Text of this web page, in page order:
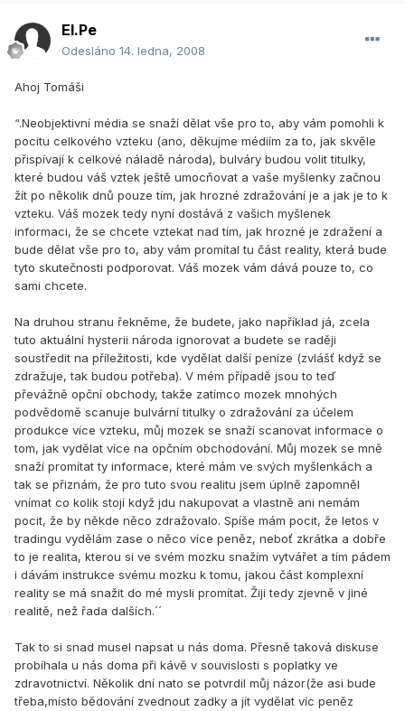
El.Pe
Odesláno 14. ledna, 2008
Ahoj Tomáši
“.Neobjektivní média se snaží dělat vše pro to, aby vám pomohli k
pocitu celkového vzteku (ano, děkujme médiím za to, jak skvěle
přispívají k celkové náladě národa), bulváry budou volit titulky,
které budou váš vztek ještě umocňovat a vaše myšlenky začnou
žít po několik dnů pouze tím, jak hrozné zdražování je a jak je to k
vzteku. Váš mozek tedy nyní dostává z vašich myšlenek
informaci, že se chcete vztekat nad tím, jak hrozné je zdražení a
bude dělat vše pro to, aby vám promítal tu část reality, která bude
tyto skutečnosti podporovat. Váš mozek vám dává pouze to, co
sami chcete.
Na druhou stranu řekněme, že budete, jako například já, zcela
tuto aktuální hysterii národa ignorovat a budete se raději
soustředit na příležitosti, kde vydělat další peníze (zvlášť když se
zdražuje, tak budou potřeba). V mém případě jsou to teď
převážně opční obchody, takže zatímco mozek mnohých
podvědomě scanuje bulvární titulky o zdražování za účelem
produkce více vzteku, můj mozek se snaží scanovat informace o
tom, jak vydělat více na opčním obchodování. Můj mozek se mně
snaží promítat ty informace, které mám ve svých myšlenkách a
tak se přiznám, že pro tuto svou realitu jsem úplně zapomněl
vnímat co kolik stojí když jdu nakupovat a vlastně ani nemám
pocit, že by někde něco zdražovalo. Spíše mám pocit, že letos v
tradingu vydělám zase o něco více peněz, neboť zkrátka a dobře
to je realita, kterou si ve svém mozku snažím vytvářet a tím pádem
i dávám instrukce svému mozku k tomu, jakou část komplexní
reality se má snažit do mé mysli promítat. Žiji tedy zjevně v jiné
realitě, než řada dalších.´´
Tak to si snad musel napsat u nás doma. Přesně taková diskuse
probíhala u nás doma při kávě v souvislosti s poplatky ve
zdravotnictví. Několik dní nato se potvrdil můj názor(že asi bude
třeba,místo bědování zvednout zadky a jít vydělat víc peněz